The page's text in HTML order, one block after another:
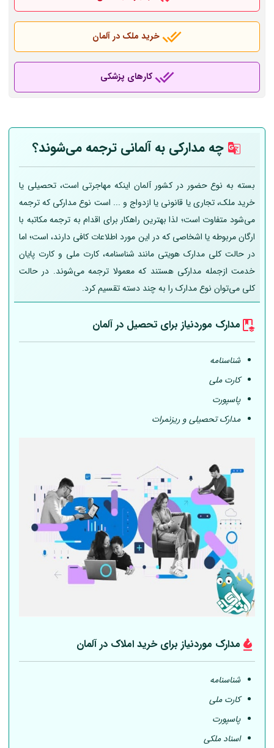
خرید ملک در آلمان
کارهای پزشکی
چه مدارکی بهآلمانی ترجمه می‌شوند؟
بسته به نوع حضور در کشور آلمان اینکه مهاجرتی است، تحصیلی یا
خرید ملک، تجاری یا قانونی یا ازدواج و ... است نوع مدارکی که ترجمه
می‌شود متفاوت است؛ لذا بهترین راهکار برای اقدام به ترجمه مکاتبه با
ارگان مربوطه یا اشخاصی که در این مورد اطلاعات کافی دارند، است؛ اما
در حالت کلی مدارک هویتی مانند شناسنامه، کارت ملی و کارت پایان
خدمت ازجمله مدارکی هستند که معمولا ترجمه می‌شوند. در حالت
کلی می‌توان نوع مدارک را به چند دسته تقسیم کرد.
مدارک موردنیاز برای تحصیل درآلمان
شناسنامه
کارت ملی
پاسپورت
مدارک تحصیلی و ریزنمرات
مدارک موردنیاز برای خرید املاک درآلمان
شناسنامه
کارت ملی
پاسپورت
اسناد ملکی